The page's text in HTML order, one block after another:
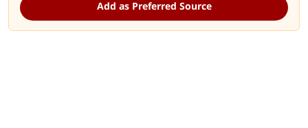
Add as Preferred Source